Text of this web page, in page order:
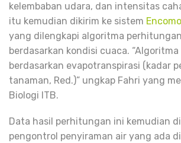
kelembaban udara, dan intensitas
itu kemudian dikirim ke sistem
yang dilengkapi algoritma
berdasarkan kondisi cuaca.
berdasarkan evapotranspirasi (kadar
tanaman, Red.)” ungkap Fahri yang
Biologi ITB.
Data hasil perhitungan ini kemudian
pengontrol penyiraman air yang ada